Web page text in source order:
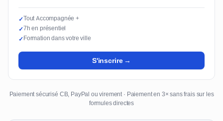
✓Tout Accompagnée +
✓7h en présentiel
✓Formation dans votre ville
S'inscrire →
Paiement sécurisé CB, PayPal ou virement · Paiement en 3× sans frais sur les
formules directes